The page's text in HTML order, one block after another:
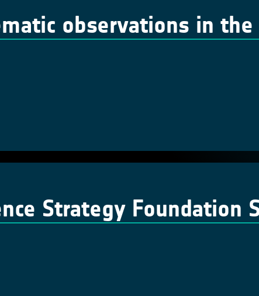
observations in the
Strategy Foundation